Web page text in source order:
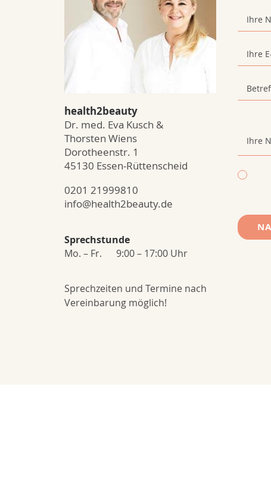
health2beauty
Dr. med. Eva Kusch &
Thorsten Wiens
Dorotheenstr. 1
45130 Essen-Rüttenscheid
0201 21999810
info@health2beauty.de
Sprechstunde
Mo. – Fr.
9:00 – 17:00 Uhr
Sprechzeiten und Termine nach
Vereinbarung möglich!